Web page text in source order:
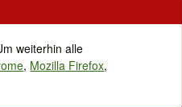
weiterhin alle
, Mozilla Firefox,